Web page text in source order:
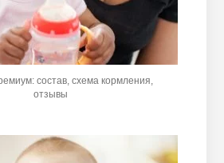
состав, схема кормления,
отзывы